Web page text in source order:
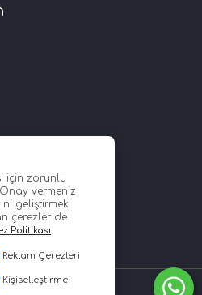
2008 - 2026
için zorunlu
vermeniz
geliştirmek
çerezler de
Politikası
Reklam Çerezleri
Kişiselleştirme